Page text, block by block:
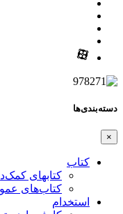
دسته‌بندی‌ها
×
کتاب
کتابهای
کتاب‌های
استخدام